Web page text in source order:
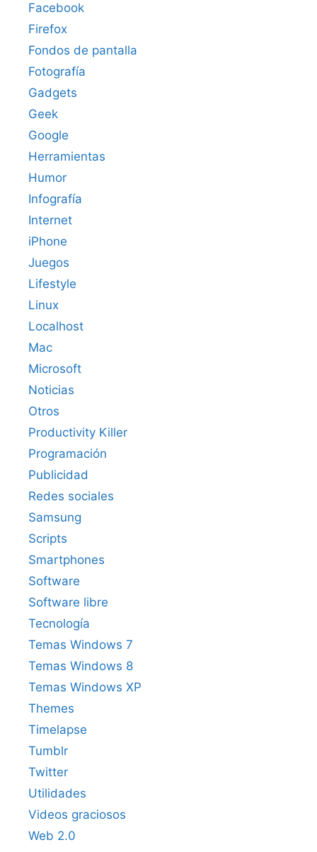
Facebook
Firefox
Fondos de pantalla
Fotografía
Gadgets
Geek
Google
Herramientas
Humor
Infografía
Internet
iPhone
Juegos
Lifestyle
Linux
Localhost
Mac
Microsoft
Noticias
Otros
Productivity Killer
Programación
Publicidad
Redes sociales
Samsung
Scripts
Smartphones
Software
Software libre
Tecnología
Temas Windows 7
Temas Windows 8
Temas Windows XP
Themes
Timelapse
Tumblr
Twitter
Utilidades
Videos graciosos
Web 2.0